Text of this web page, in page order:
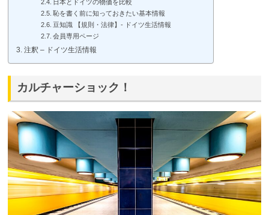
日本とドイツの物価を比較
恥を書く前に知っておきたい基本情報
豆知識 【規則・法律】- ドイツ生活情報
会員専用ページ
注釈 – ドイツ生活情報
カルチャーショック！